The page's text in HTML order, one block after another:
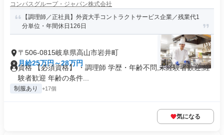
コンパスグループ・ジャパン株式会社
【調理師／正社員】外資大手コントラクトサービス企業／残業代1
分単位・年間休日126日
〒506-0815岐阜県高山市岩井町
月給25万円～28万円
資格 【必須資格】 ・調理師 学歴・年齢不問,未経験者歓迎,経
験者歓迎 年齢の条件...
制服あり +17個
気になる